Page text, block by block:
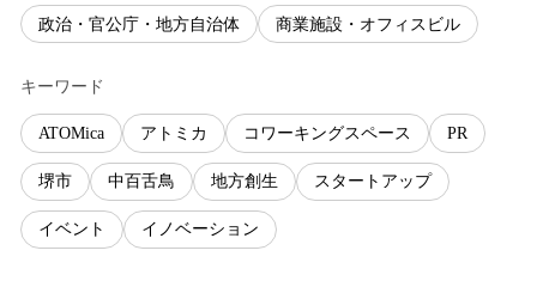
政治・官公庁・地方自治体 商業施設・オフィスビル
キーワード
ATOMica アトミカ コワーキングスペース PR
堺市 中百舌鳥 地方創生 スタートアップ
イベント イノベーション